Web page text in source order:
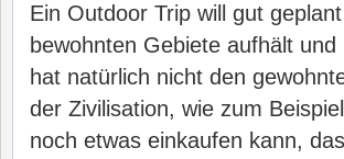
Ein Outdoor Trip will gut
bewohnten Gebiete aufhält
hat natürlich nicht den
der Zivilisation, wie zum
noch etwas einkaufen kann,